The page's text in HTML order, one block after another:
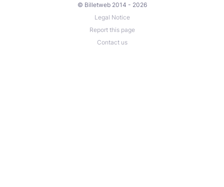
© Billetweb 2014 - 2026
Legal Notice
Report this page
Contact us